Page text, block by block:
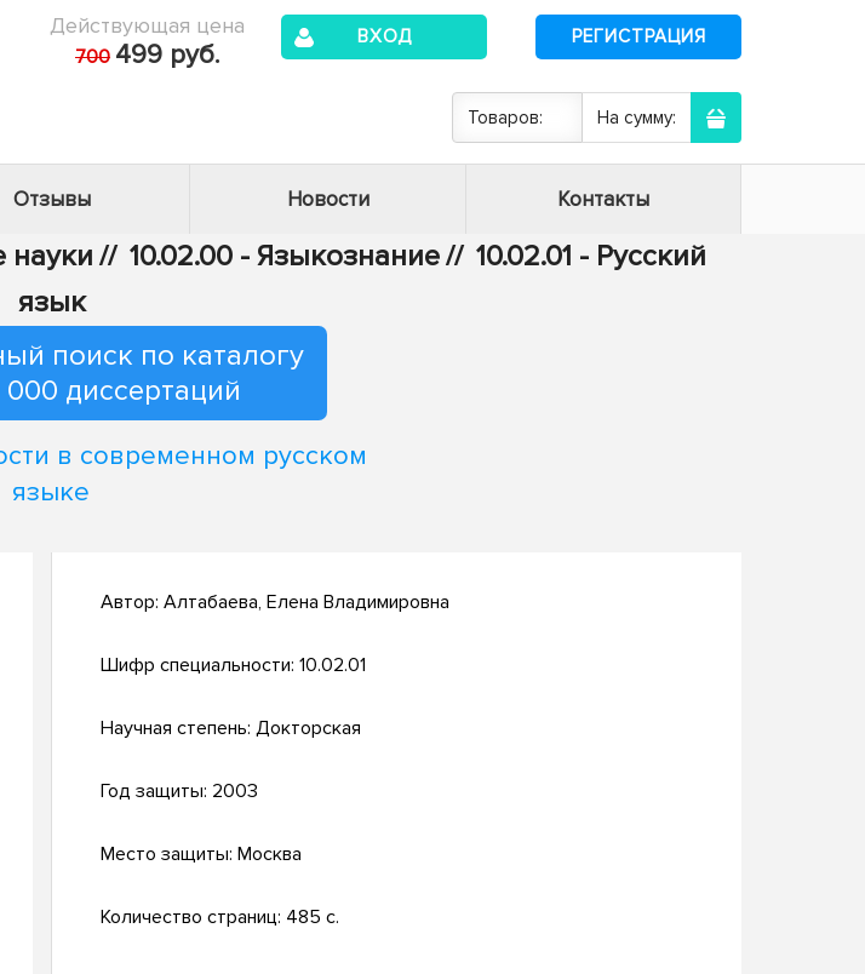
Действующая цена
700 499 руб.
ВХОД РЕГИСТРАЦИЯ
Товаров: На сумму:
Отзывы Новости Контакты
науки // 10.02.00 - Языкознание// 10.02.01 - Русский
язык
поиск по каталогу
диссертаций
в современном русском
языке
Автор: Алтабаева, Елена Владимировна
Шифр специальности: 10.02.01
Научная степень: Докторская
Год защиты: 2003
Место защиты: Москва
Количество страниц: 485 с.